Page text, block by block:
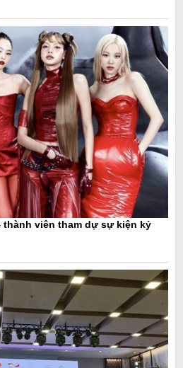
thành viên tham dự sự kiện kỷ